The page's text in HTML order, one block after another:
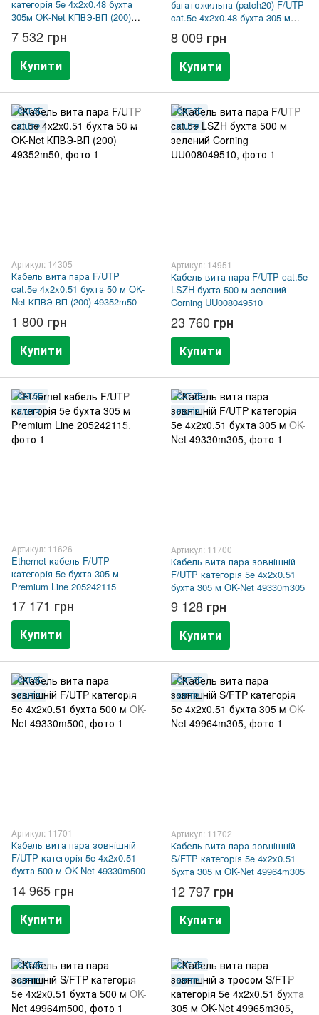
категорія 5e 4x2x0.48 бухта
305м OK-Net КПВЭ-ВП (200)
49577
7 532 грн
Купити
багатожильна (patch20) F/UTP
cat.5e 4x2x0.48 бухта 305 м
OK-Net КГПВЭ-ВП (100)
7932026
8 009 грн
Купити
CAT.5E
F/UTP
Артикул: 14305
Кабель вита пара F/UTP
cat.5e 4x2x0.51 бухта 50 м OK-
Net КПВЭ-ВП (200) 49352m50
1 800 грн
Купити
CAT.5E
F/UTP
Артикул: 14951
Кабель вита пара F/UTP cat.5e
LSZH бухта 500 м зелений
Corning UU008049510
23 760 грн
Купити
CAT.5E
F/UTP
Артикул: 11626
Ethernet кабель F/UTP
категорія 5e бухта 305 м
Premium Line 205242115
17 171 грн
Купити
CAT.5E
F/UTP
Артикул: 11700
Кабель вита пара зовнішній
F/UTP категорія 5e 4x2x0.51
бухта 305 м OK-Net 49330m305
9 128 грн
Купити
CAT.5E
F/UTP
Артикул: 11701
Кабель вита пара зовнішній
F/UTP категорія 5e 4x2x0.51
бухта 500 м OK-Net 49330m500
14 965 грн
Купити
CAT.5E
S/FTP
Артикул: 11702
Кабель вита пара зовнішній
S/FTP категорія 5e 4x2x0.51
бухта 305 м OK-Net 49964m305
12 797 грн
Купити
CAT.5E
S/FTP
CAT.5E
S/FTP